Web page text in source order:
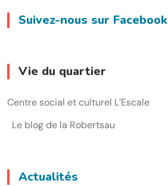
Suivez-nous sur Facebook
Vie du quartier
Centre social et culturel L’Escale
Le blog de la Robertsau
Actualités